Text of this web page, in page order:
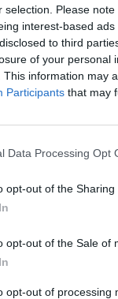
selection. Please
interest-based
to third
of your personal
This information may
Participants that may
Data Processing Opt
opt-out of the Sharing
opt-out of the Sale of
opt-out of processing